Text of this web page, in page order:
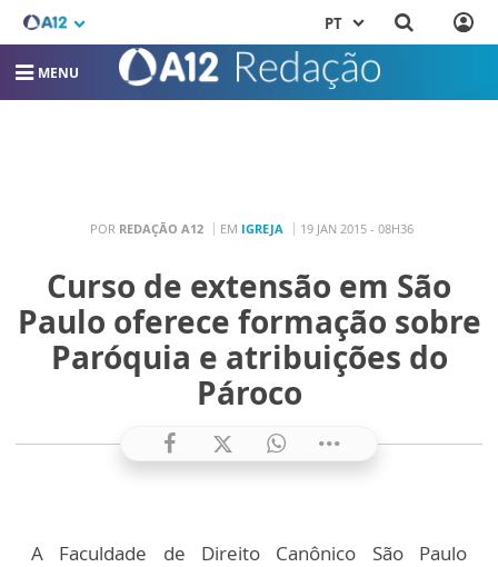
PT
MENU
POR REDAÇÃO A12 EM IGREJA 19 JAN 2015 - 08H36
Curso de extensão em São
Paulo oferece formação sobre
Paróquia e atribuições do
Pároco
A Faculdade de Direito Canônico São Paulo